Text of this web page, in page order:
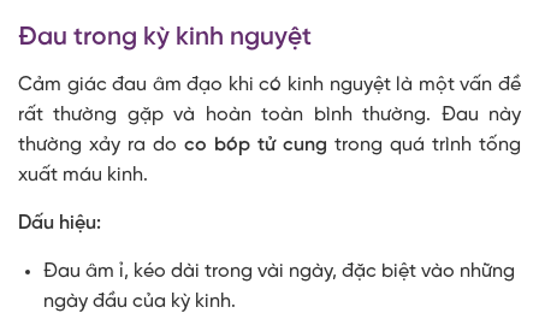
Đau trong kỳ kinh nguyệt
Cảm giác đau âm đạo khi có kinh nguyệt là một vấn đề
rất thường gặp và hoàn toàn bình thường. Đau này
thường xảy ra do co bóp tử cung trong quá trình tống
xuất máu kinh.
Dấu hiệu:
Đau âm ỉ, kéo dài trong vài ngày, đặc biệt vào những
ngày đầu của kỳ kinh.